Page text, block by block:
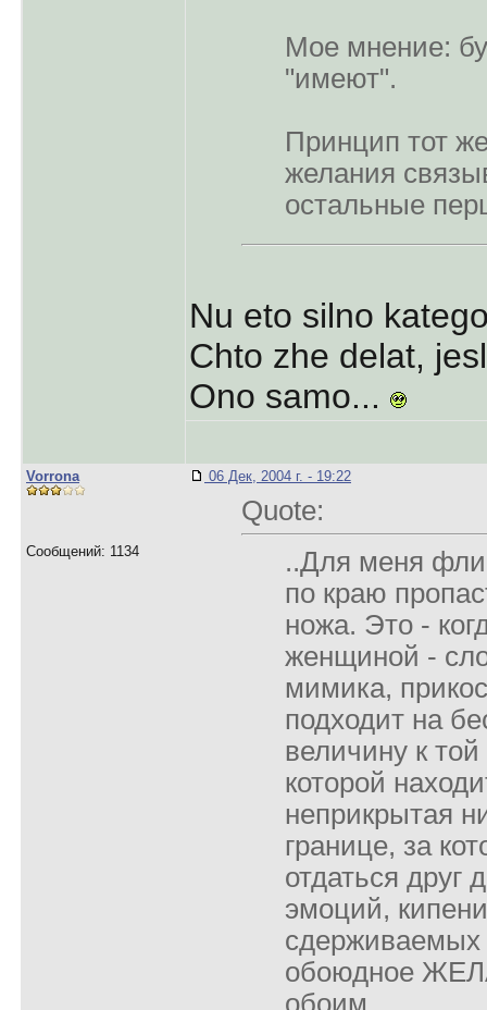
Мое мнение:
"имеют".
Принцип тот
желания
остальные
Nu eto silno
Chto zhe delat,
Ono samo...
Vorrona
Сообщений: 1134
06 Дек, 2004 г. - 19:22
Quote:
..Для меня
по краю
ножа. Это -
женщиной -
мимика,
подходит на
величину к той
которой
неприкрытая
границе, за
отдаться друг
эмоций,
сдерживаемых
обоюдное
обоим...